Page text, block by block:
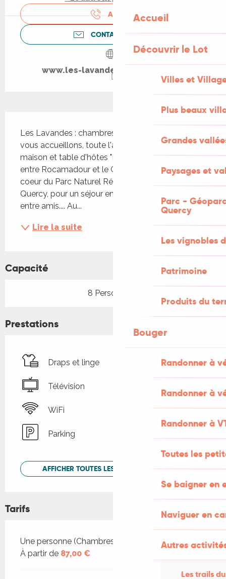
Accueil
Découvrir le Lot
Villes et
Plus beaux
Grandes
Paysages et
Parc -
Quercy
Les vignobles
Patrimoine
Produits du
Bouger
Randonner à
Randonner à
Randonner à
Toutes les
Se baigner en
Naviguer en
Autres
Les trails
APPELER
CONTACTEZ-NOUS
www.les-lavandes-rocamadour.fr
Les Lavandes : chambres et table d'hôtes. Nous
vous accueillons, toute l'année, dans notre
maison et table d'hôtes "Les Lavandes", située
entre Rocamadour et le Gouffre de Padirac, au
coeur du Parc Naturel Régional des Causses du
Quercy, pour un séjour en couple, en famille ou
entre amis.... Au...
Lire la suite
Capacité
8 Personne(s)
Prestations
Draps et linge
Télévision
WiFi
Parking
AFFICHER TOUTES LES PRESTATIONS
Tarifs
Tarifs 2026
Une personne (Chambres d'hôtes)
À partir de 87,00 €